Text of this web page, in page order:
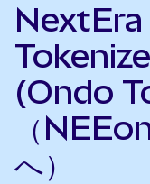
(Ondo
（
へ）